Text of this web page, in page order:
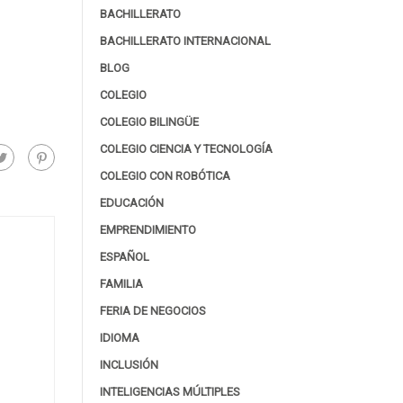
BACHILLERATO
BACHILLERATO INTERNACIONAL
BLOG
COLEGIO
COLEGIO BILINGÜE
COLEGIO CIENCIA Y TECNOLOGÍA
COLEGIO CON ROBÓTICA
EDUCACIÓN
EMPRENDIMIENTO
ESPAÑOL
FAMILIA
FERIA DE NEGOCIOS
IDIOMA
INCLUSIÓN
INTELIGENCIAS MÚLTIPLES